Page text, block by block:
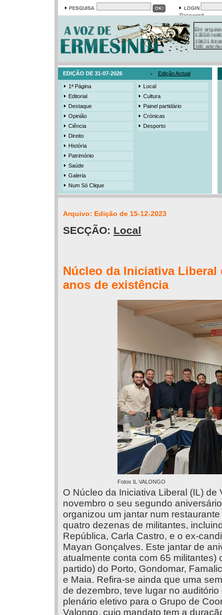
Password
13558
19421
385
3206
EDIÇÃO DE 31-07-2026 Edição Actual
1ª Página
Editorial
Destaque
Opinião
Ciência
Direito
História
Património
Saúde
Galeria
Num Só Clique
Local
Cultura
Painel partidário
Crónicas
Desporto
Arquivo: Edição de 15-12-2023
SECÇÃO: Local
Núcleo da Iniciativa
anos de existência
Fotos IL VALONGO
O Núcleo da Iniciativa Liberal (IL)
novembro o seu segundo
organizou um jantar num
quatro dezenas de militantes,
República, Carla Castro, e o ex-
Mayan Gonçalves. Este jantar de
atualmente conta com 65
partido) do Porto, Gondomar,
e Maia. Refira-se ainda que uma
de dezembro, teve lugar no
plenário eletivo para o Grupo de
Valongo, cujo mandato tem a